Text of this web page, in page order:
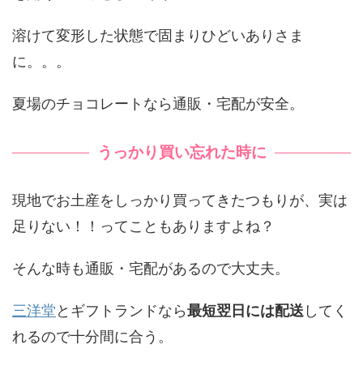
溶けて変形した状態で固まりひどいありさま
に。。。
夏場のチョコレートなら通販・宅配が安全。
うっかり買い忘れた時に
現地でお土産をしっかり買ってきたつもりが、実は
足りない！！ってこともありますよね？
そんな時も通販・宅配があるので大丈夫。
三洋堂とギフトランドなら最短翌日には配送 してく
れるので十分間に合う。